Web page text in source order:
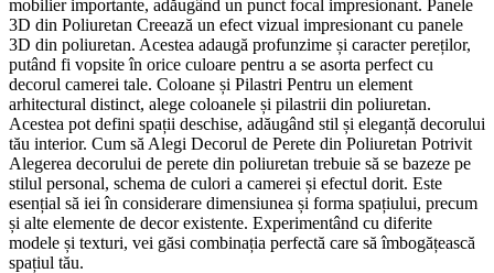
mobilier importante, adăugând un punct focal impresionant. Panele
3D din Poliuretan Creează un efect vizual impresionant cu panele
3D din poliuretan. Acestea adaugă profunzime și caracter pereților,
putând fi vopsite în orice culoare pentru a se asorta perfect cu
decorul camerei tale. Coloane și Pilastri Pentru un element
arhitectural distinct, alege coloanele și pilastrii din poliuretan.
Acestea pot defini spații deschise, adăugând stil și eleganță decorului
tău interior. Cum să Alegi Decorul de Perete din Poliuretan Potrivit
Alegerea decorului de perete din poliuretan trebuie să se bazeze pe
stilul personal, schema de culori a camerei și efectul dorit. Este
esențial să iei în considerare dimensiunea și forma spațiului, precum
și alte elemente de decor existente. Experimentând cu diferite
modele și texturi, vei găsi combinația perfectă care să îmbogățească
spațiul tău.